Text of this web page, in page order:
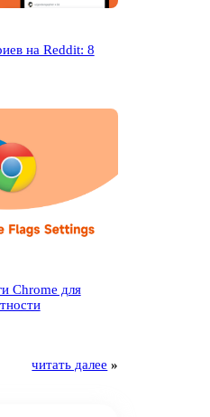
на Reddit: 8
Chrome для
читать далее »